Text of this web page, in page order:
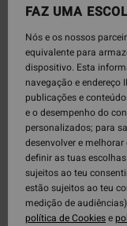
FAZ UMA
Nós e os nossos
equivalente para
dispositivo. Esta
navegação e endereço
publicações e
e o desempenho do
personalizados; para
desenvolver e
definir as tuas
sujeitos ao teu
estão sujeitos ao teu
medição de
política de Cookiese